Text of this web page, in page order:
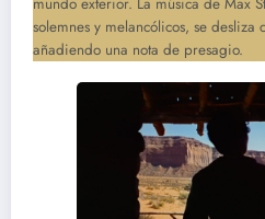
solemnes y melancólicos, se
añadiendo una nota de presagio.